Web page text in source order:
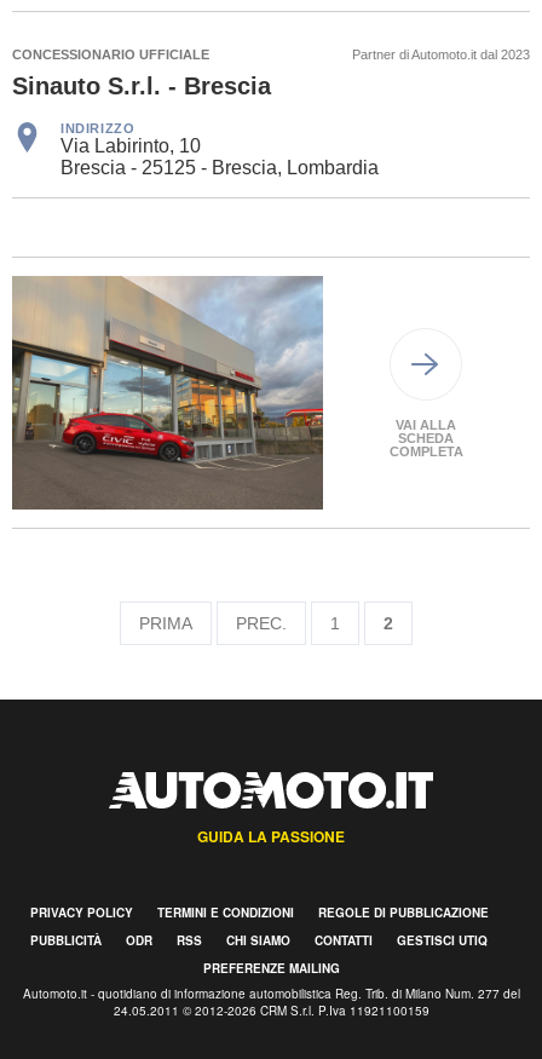
CONCESSIONARIO UFFICIALE Partner di Automoto.it dal 2023
Sinauto S.r.l. - Brescia
INDIRIZZO
Via Labirinto, 10
Brescia - 25125 - Brescia, Lombardia
VAI ALLA
SCHEDA
COMPLETA
PRIMA PREC. 1 2
GUIDA LA PASSIONE
PRIVACY POLICY TERMINI E CONDIZIONI
REGOLE DI PUBBLICAZIONE
PUBBLICITÀ
ODR RSS CHI SIAMO CONTATTI
GESTISCI UTIQ
PREFERENZE MAILING
Automoto.it - quotidiano di informazione automobilistica Reg. Trib. di Milano Num. 277 del
24.05.2011 © 2012-2026 CRM S.r.l. P.Iva 11921100159